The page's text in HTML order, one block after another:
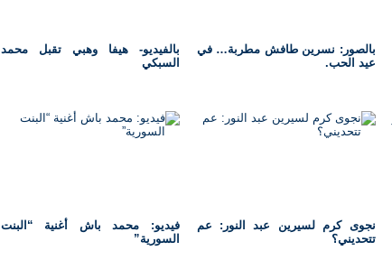
بالصور: نسرين طافش مطربة… في
عيد الحب.
بالفيديو- هيفا وهبي تقبل محمد
السبكي
نجوى كرم لسيرين عبد النور: عم
تتحديني؟
فيديو: محمد باش أغنية “البنت
السورية”